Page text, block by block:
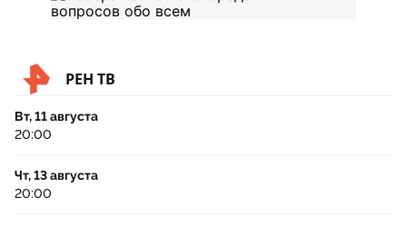
РЕН ТВ
Вт, 11 августа
20:00
Чт, 13 августа
20:00